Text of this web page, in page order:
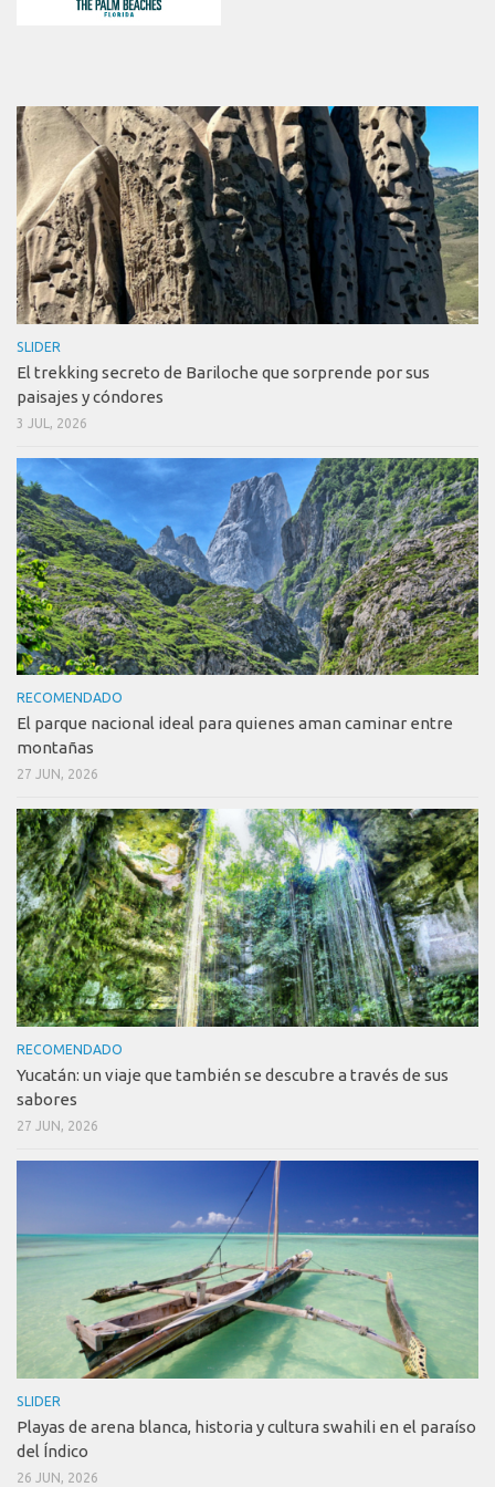
SLIDER
El trekking secreto de Bariloche que sorprende por sus
paisajes y cóndores
3 JUL, 2026
RECOMENDADO
El parque nacional ideal para quienes aman caminar entre
montañas
27 JUN, 2026
RECOMENDADO
Yucatán: un viaje que también se descubre a través de sus
sabores
27 JUN, 2026
SLIDER
Playas de arena blanca, historia y cultura swahili en el paraíso
del Índico
26 JUN, 2026